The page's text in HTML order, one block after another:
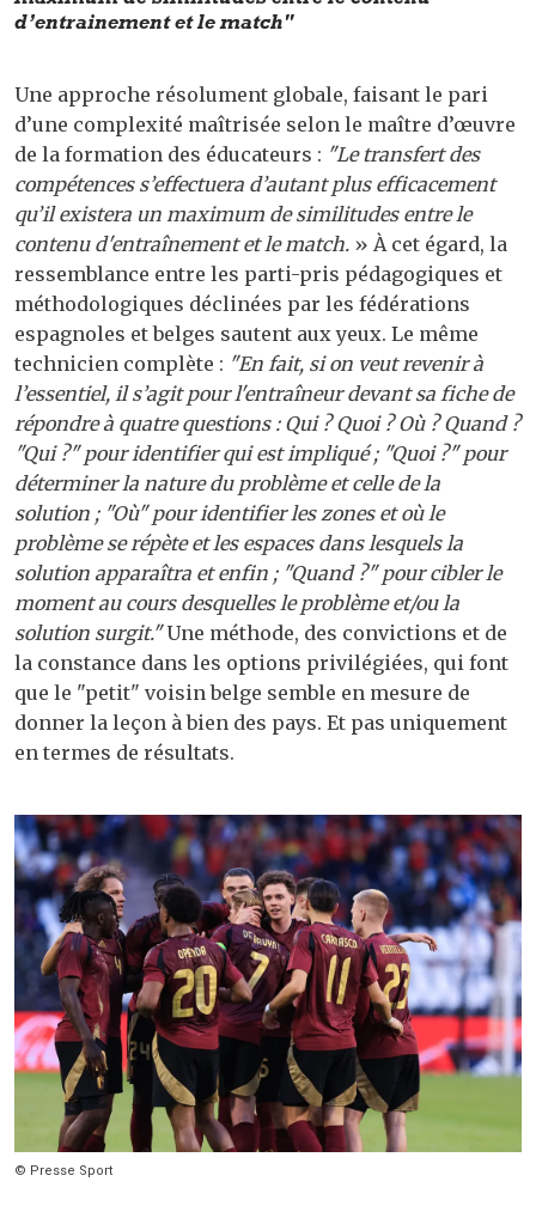
d’entrainement et le match"
Une approche résolument globale, faisant le pari
d’une complexité maîtrisée selon le maître d’œuvre
de la formation des éducateurs : "Le transfert des
compétences s’effectuera d’autant plus efficacement
qu’il existera un maximum de similitudes entre le
contenu d'entraînement et le match. » À cet égard, la
ressemblance entre les parti-pris pédagogiques et
méthodologiques déclinées par les fédérations
espagnoles et belges sautent aux yeux. Le même
technicien complète : "En fait, si on veut revenir à
l’essentiel, il s’agit pour l'entraîneur devant sa fiche de
répondre à quatre questions : Qui ? Quoi ? Où ? Quand ?
"Qui ?" pour identifier qui est impliqué ; "Quoi ?" pour
déterminer la nature du problème et celle de la
solution ; "Où" pour identifier les zones et où le
problème se répète et les espaces dans lesquels la
solution apparaîtra et enfin ; "Quand ?" pour cibler le
moment au cours desquelles le problème et/ou la
solution surgit."Une méthode, des convictions et de
la constance dans les options privilégiées, qui font
que le "petit" voisin belge semble en mesure de
donner la leçon à bien des pays. Et pas uniquement
en termes de résultats.
© Presse Sport